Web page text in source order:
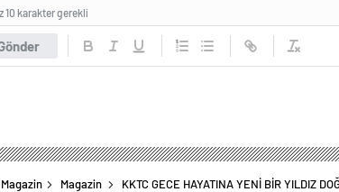
10 karakter gerekli
Magazin KKTC GECE HAYATINA YENİ BİR YILDIZ